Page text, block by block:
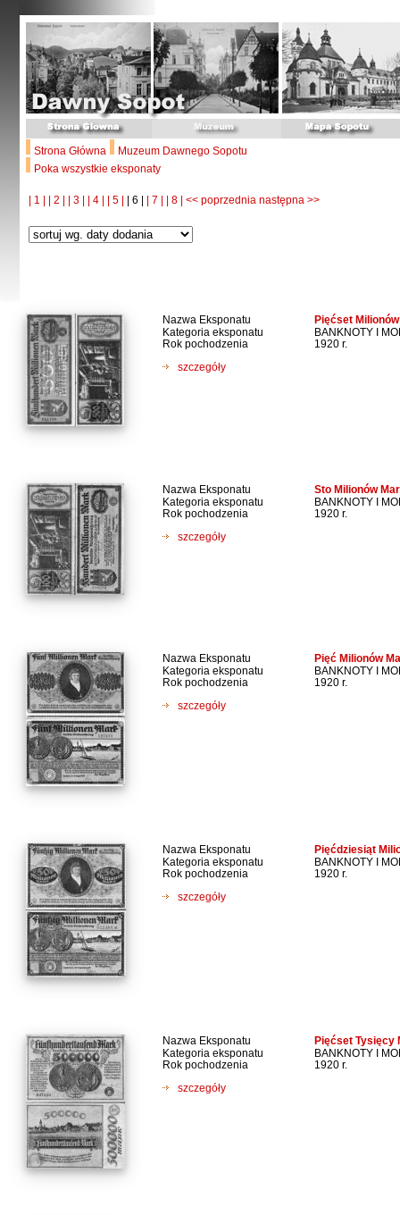
Strona Główna
Muzeum Dawnego Sopotu
Poka wszystkie eksponaty
| 1 | | 2 | | 3 | | 4 | | 5 | | 6 | | 7 | | 8 | << poprzednia następna >>
Nazwa Eksponatu Pięćset
Kategoria eksponatu
BANKNOTY I
Rok pochodzenia
1920 r.
szczegóły
Nazwa Eksponatu Sto Milionów
Kategoria eksponatu
BANKNOTY I
Rok pochodzenia
1920 r.
szczegóły
Nazwa Eksponatu Pięć Milionów
Kategoria eksponatu
BANKNOTY I
Rok pochodzenia
1920 r.
szczegóły
Nazwa Eksponatu Pięćdziesiąt
Kategoria eksponatu
BANKNOTY I
Rok pochodzenia
1920 r.
szczegóły
Nazwa Eksponatu Pięćset Tysięcy
Kategoria eksponatu
BANKNOTY I
Rok pochodzenia
1920 r.
szczegóły